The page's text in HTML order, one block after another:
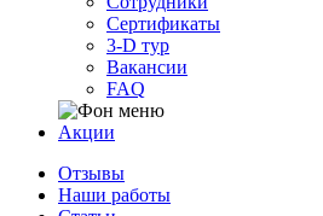
Сертификаты
3-D тур
Вакансии
FAQ
Акции
Отзывы
Наши работы